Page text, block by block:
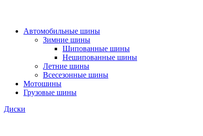
Автомобильные шины
Зимние шины
Шипованные шины
Нешипованные шины
Летние шины
Всесезонные шины
Мотошины
Грузовые шины
Диски